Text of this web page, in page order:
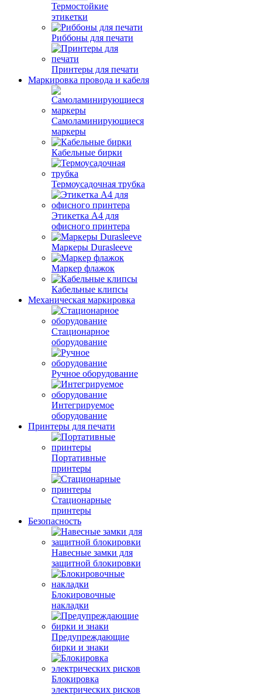
Термостойкие
этикетки
Риббоны для печати
Принтеры для печати
Маркировка провода и кабеля
Самоламинирующиеся
маркеры
Кабельные бирки
Термоусадочная трубка
Этикетка А4 для
офисного принтера
Маркеры Durasleeve
Маркер флажок
Кабельные клипсы
Механическая маркировка
Стационарное
оборудование
Ручное оборудование
Интегрируемое
оборудование
Принтеры для печати
Портативные
принтеры
Стационарные
принтеры
Безопасность
Навесные замки для
защитной блокировки
Блокировочные
накладки
Предупреждающие
бирки и знаки
Блокировка
электрических рисков